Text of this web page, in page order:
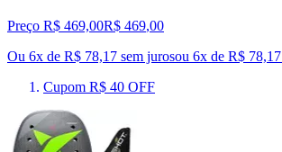
Preço R$ 469,00R$ 469,00
Ou 6x de R$ 78,17 sem jurosou 6x de R$ 78,17
Cupom R$ 40 OFF